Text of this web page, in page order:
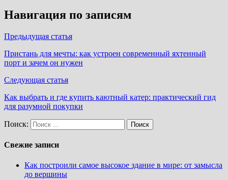
Навигация по записям
Предыдущая статья
Пристань для мечты: как устроен современный яхтенный
порт и зачем он нужен
Следующая статья
Как выбрать и где купить каютный катер: практический гид
для разумной покупки
Поиск:
Свежие записи
Как построили самое высокое здание в мире: от замысла
до вершины